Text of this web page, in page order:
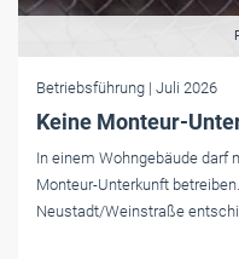
Betriebsführung | Juli 2026
Keine Monteur-
In einem Wohngebäude darf
Monteur-Unterkunft
Neustadt/Weinstraße